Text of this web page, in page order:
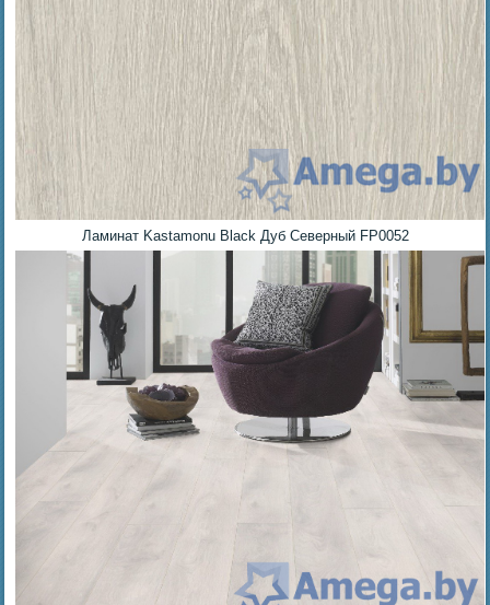
Ламинат Kastamonu Black Дуб Северный FP0052